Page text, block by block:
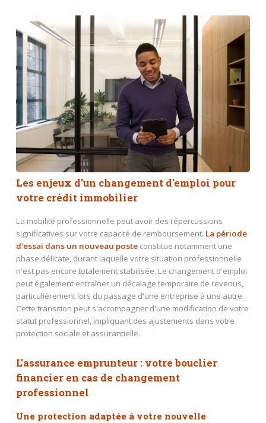
Les enjeux d'un changement d'emploi pour
votre crédit immobilier
La mobilité professionnelle peut avoir des répercussions
significatives sur votre capacité de remboursement. La période
d'essai dans un nouveau posteconstitue notamment une
phase délicate, durant laquelle votre situation professionnelle
n'est pas encore totalement stabilisée. Le changement d'emploi
peut également entraîner un décalage temporaire de revenus,
particulièrement lors du passage d'une entreprise à une autre.
Cette transition peut s'accompagner d'une modification de votre
statut professionnel, impliquant des ajustements dans votre
protection sociale et assurantielle.
L'assurance emprunteur : votre bouclier
financier en cas de changement
professionnel
Une protection adaptée à votre nouvelle